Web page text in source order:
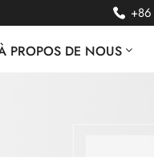
PROPOS DE NOUS